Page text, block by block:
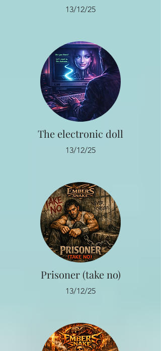
13/12/25
The electronic doll
13/12/25
Prisoner (take no)
13/12/25